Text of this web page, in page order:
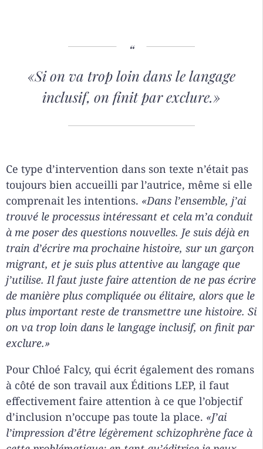
«Si on va trop loin dans le langage
inclusif, on finit par exclure.»
Ce type d’intervention dans son texte n’était pas
toujours bien accueilli par l’autrice, même si elle
comprenait les intentions. «Dans l’ensemble, j’ai
trouvé le processus intéressant et cela m’a conduit
à me poser des questions nouvelles. Je suis déjà en
train d’écrire ma prochaine histoire, sur un garçon
migrant, et je suis plus attentive au langage que
j’utilise. Il faut juste faire attention de ne pas écrire
de manière plus compliquée ou élitaire, alors que le
plus important reste de transmettre une histoire. Si
on va trop loin dans le langage inclusif, on finit par
exclure.»
Pour Chloé Falcy, qui écrit également des romans
à côté de son travail aux Éditions LEP, il faut
effectivement faire attention à ce que l’objectif
d’inclusion n’occupe pas toute la place. «J’ai
l’impression d’être légèrement schizophrène face à